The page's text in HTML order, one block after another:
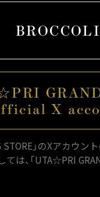
X
STORE」のXアカウン
は、「UTA☆PRI